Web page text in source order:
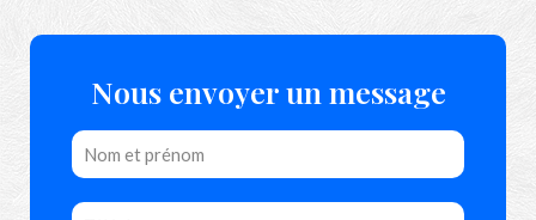
Nous envoyer un message